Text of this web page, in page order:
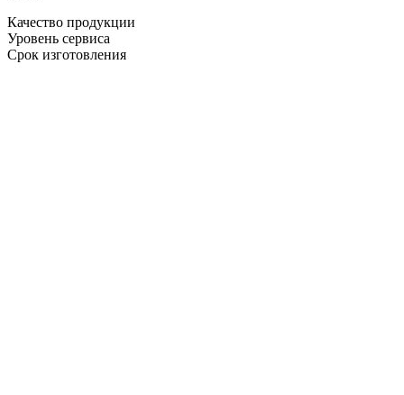
Качество продукции
Уровень сервиса
Срок изготовления